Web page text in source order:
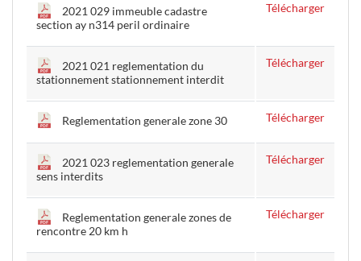
2021 029 immeuble cadastre
section ay n314 peril ordinaire
Télécharger
2021 021 reglementation du
stationnement stationnement interdit
Télécharger
Reglementation generale zone 30 Télécharger
2021 023 reglementation generale
sens interdits
Télécharger
Reglementation generale zones de
rencontre 20 km h
Télécharger